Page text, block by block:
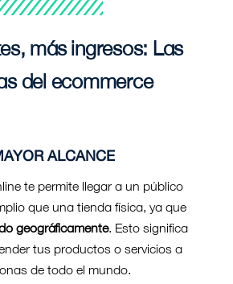
más ingresos: Las
del ecommerce
ALCANCE
te permite llegar a un público
que una tienda física, ya que
geográficamente. Esto significa
tus productos o servicios a
de todo el mundo.